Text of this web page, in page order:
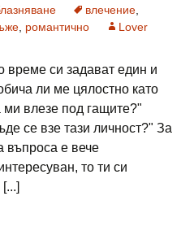
влечение
романтично Lover
време си задават един и
ли ме цялостно като
ми влезе под гащите?"
се взе тази личност?" За
въпроса е вече
то ти си